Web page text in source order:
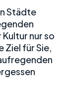
Städte
nur so
Ziel für Sie,